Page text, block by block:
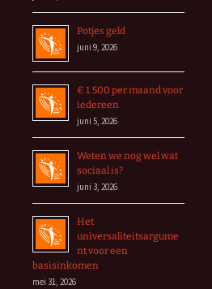
Potjes geld
juni 9, 2026
€ 1.500 per maand voor
iedereen
juni 5, 2026
Weten we nog wel wat
sociaal is?
juni 3, 2026
Het
universaliteitsargume
nt voor een
basisinkomen
mei 31, 2026